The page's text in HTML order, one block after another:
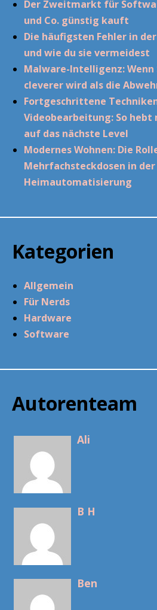
Der Zweitmarkt für
und Co. günstig kauft
Die häufigsten Fehler in
und wie du sie vermeidest
Malware-Intelligenz:
cleverer wird als die
Fortgeschrittene
Videobearbeitung: So hebt
auf das nächste Level
Modernes Wohnen: Die
Mehrfachsteckdosen in der
Heimautomatisierung
Kategorien
Allgemein
Für Nerds
Hardware
Software
Autorenteam
Ali
B H
Ben